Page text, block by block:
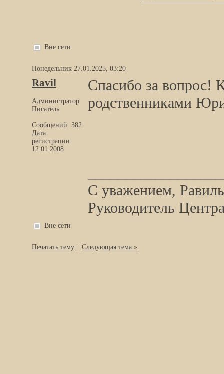
Вне сети
Понедельник 27.01.2025, 03:20
Ravil
Администратор
Писатель
Сообщений: 382
Дата
регистрации:
12.01.2008
Спасибо за вопрос!
родственниками
С уважением,
Руководитель
Вне сети
Печатать тему Следующая тема »